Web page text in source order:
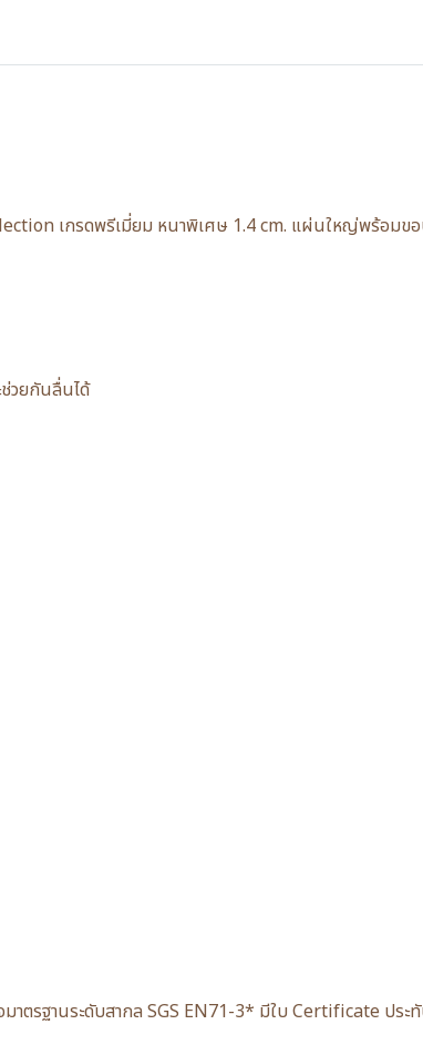
เกรดพรีเมี่ยม หนาพิเศษ 1.4 cm. แผ่นใหญ่พร้อมข
วยกันลื่นได้
ตรฐานระดับสากล SGS EN71-3* มีใบ Certificate ประ